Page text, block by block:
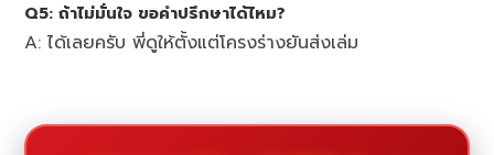
Q5: ถ้าไม่มั่นใจ ขอคำปรึกษาได้ไหม?
A: ได้เลยครับ พี่ดูให้ตั้งแต่โครงร่างยันส่งเล่ม